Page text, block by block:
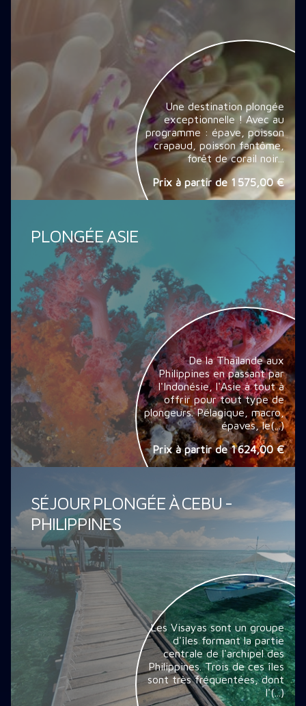
Une destination plongée
exceptionnelle ! Avec au
programme : épave, poisson
crapaud, poisson fantôme,
forêt de corail noir...
Prix à partir de 1 575,00 €
PLONGÉE ASIE
De la Thaïlande aux
Philippines en passant par
l'Indonésie, l'Asie à tout à
offrir pour tout type de
plongeurs. Pélagique, macro,
épaves, le(...)
Prix à partir de1 624,00 €
SÉJOUR PLONGÉE À CEBU -
PHILIPPINES
Les Visayas sont un groupe
d'îles formant la partie
centrale de l'archipel des
Philippines. Trois de ces îles
sont très fréquentées, dont
l'(...)